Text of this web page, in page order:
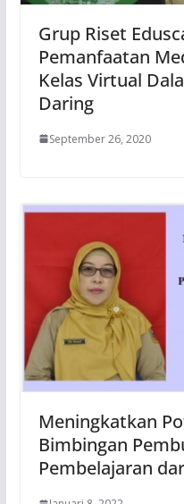
Grup Riset
Pemanfaatan
Kelas Virtual
Daring
September 26, 2020
Meningkatkan
Bimbingan
Pembelajaran